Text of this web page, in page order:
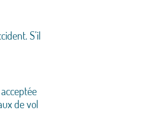
S’il
de vol